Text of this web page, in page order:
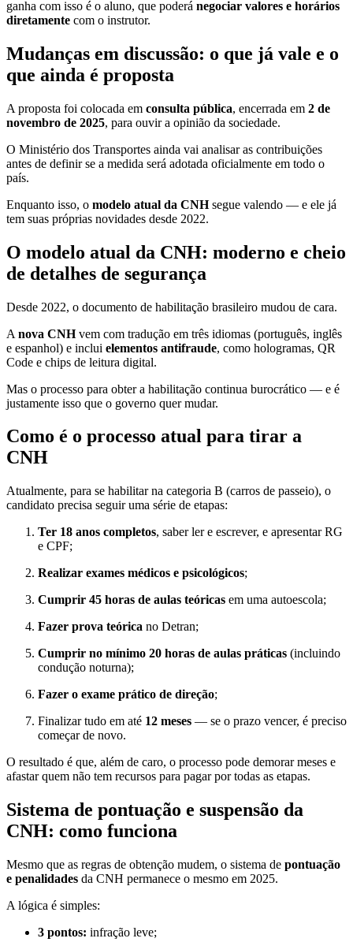
ganha com isso é o aluno, que poderá negociar valores e horários
diretamente com o instrutor.
Mudanças em discussão: o que já vale e o
que ainda é proposta
A proposta foi colocada em consulta pública, encerrada em 2 de
novembro de 2025, para ouvir a opinião da sociedade.
O Ministério dos Transportes ainda vai analisar as contribuições
antes de definir se a medida será adotada oficialmente em todo o
país.
Enquanto isso, o modelo atual da CNHsegue valendo — e ele já
tem suas próprias novidades desde 2022.
O modelo atual da CNH: moderno e cheio
de detalhes de segurança
Desde 2022, o documento de habilitação brasileiro mudou de cara.
A nova CNHvem com tradução em três idiomas (português, inglês
e espanhol) e inclui elementos antifraude, como hologramas, QR
Code e chips de leitura digital.
Mas o processo para obter a habilitação continua burocrático — e é
justamente isso que o governo quer mudar.
Como é o processo atual para tirar a
CNH
Atualmente, para se habilitar na categoria B (carros de passeio), o
candidato precisa seguir uma série de etapas:
Ter 18 anos completos, saber ler e escrever, e apresentar RG
e CPF;
Realizar exames médicos e psicológicos;
Cumprir 45 horas de aulas teóricas em uma autoescola;
Fazer prova teórica no Detran;
Cumprir no mínimo 20 horas de aulas práticas (incluindo
condução noturna);
Fazer o exame prático de direção;
Finalizar tudo em até 12 meses — se o prazo vencer, é preciso
começar de novo.
O resultado é que, além de caro, o processo pode demorar meses e
afastar quem não tem recursos para pagar por todas as etapas.
Sistema de pontuação e suspensão da
CNH: como funciona
Mesmo que as regras de obtenção mudem, o sistema de pontuação
e penalidades da CNH permanece o mesmo em 2025.
A lógica é simples:
3 pontos: infração leve;